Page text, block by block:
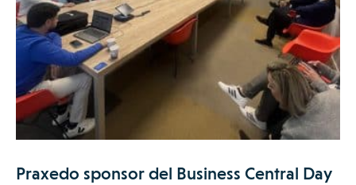
Praxedo sponsor del Business Central Day